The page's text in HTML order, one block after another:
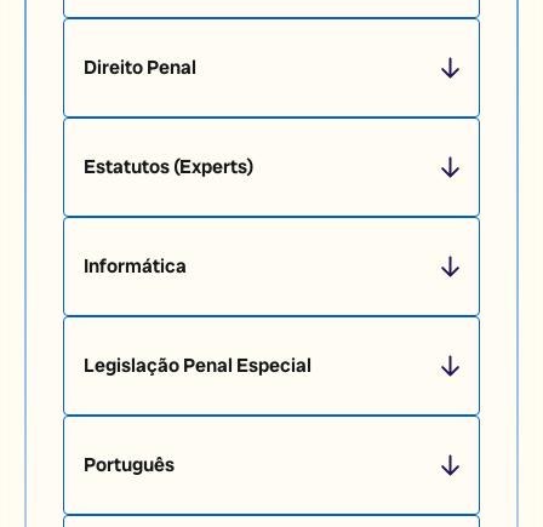
Direito Penal
Estatutos (Experts)
Informática
Legislação Penal Especial
Português